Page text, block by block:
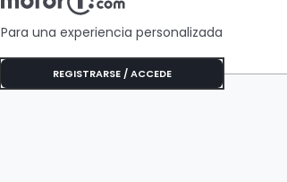
Para una experiencia personalizada
REGISTRARSE / ACCEDE